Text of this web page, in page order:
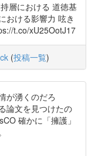
層における 道徳基
おける影響力 呟き
t.co/xU25OotJ17
(投稿一覧)
が湧くのだろ
論文を見つけたの
確かに「擁護」